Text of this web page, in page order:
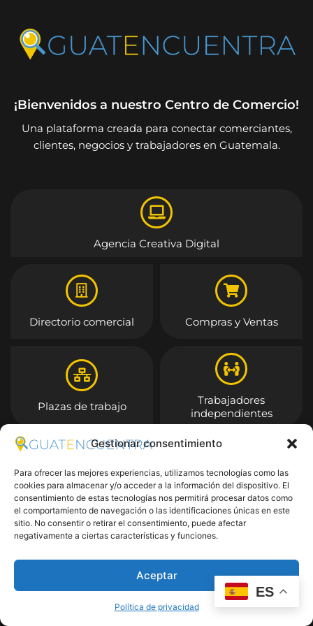
Gestionar consentimiento
Para ofrecer las mejores experiencias, utilizamos tecnologías como las
cookies para almacenar y/o acceder a la información del dispositivo. El
consentimiento de estas tecnologías nos permitirá procesar datos como
el comportamiento de navegación o las identificaciones únicas en este
sitio. No consentir o retirar el consentimiento, puede afectar
negativamente a ciertas características y funciones.
Aceptar
Política de privacidad
¡Bienvenidos a nuestro Centro de Comercio!
Una plataforma creada para conectar comerciantes,
clientes, negocios y trabajadores en Guatemala.
Agencia Creativa Digital
Directorio comercial Compras y Ventas
Plazas de trabajo
Trabajadores
independientes
Entrar
ES